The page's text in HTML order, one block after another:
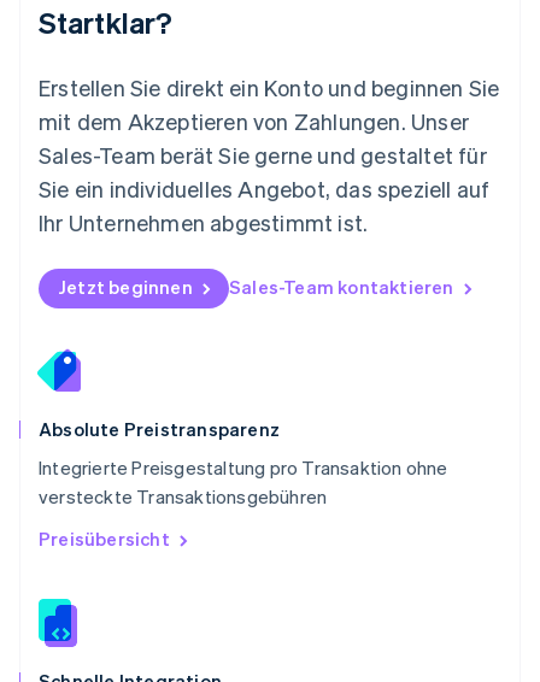
Startklar?
Erstellen Sie direkt ein Konto und beginnen Sie
mit dem Akzeptieren von Zahlungen. Unser
Sales-Team berät Sie gerne und gestaltet für
Sie ein individuelles Angebot, das speziell auf
Ihr Unternehmen abgestimmt ist.
Jetzt beginnen Sales-Team kontaktieren
Absolute Preistransparenz
Integrierte Preisgestaltung pro Transaktion ohne
versteckte Transaktionsgebühren
Preisübersicht
Nederlands English
Norwegen
Österreich
Polen
English
Portugal
Português English
Rumänien
Schweden
Svenska English
Deutsch
Singapur
English
Slowakei
Slowenien
EnglishItaliano
Sonderverwaltungsregion Hongkong,
Spanien
Thailand
ไทยEnglish